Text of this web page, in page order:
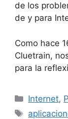
de los
de y para
Como hace
Cluetrain,
para la
Internet,
Etiquetas